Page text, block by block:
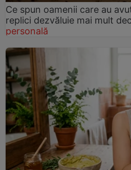
Ce spun oamenii care au
replici dezvăluie mai mult
personală